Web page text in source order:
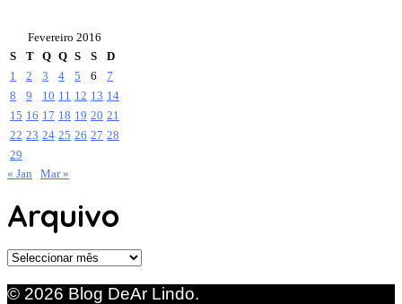
Fevereiro 2016
S
T Q Q S S
D
1
2 3 4 5 6
7
8
9 10 11 12 13 14
15 16 17 18 19 20 21
22 23 24 25 26 27 28
29
« Jan
Mar »
Arquivo
Arquivo
© 2026 Blog DeAr Lindo.